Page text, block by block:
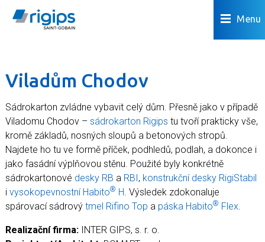
Menu
Viladům Chodov
Sádrokarton zvládne vybavit celý dům. Přesně jako v případě
Viladomu Chodov – sádrokarton Rigips tu tvoří prakticky vše,
kromě základů, nosných sloupů a betonových stropů.
Najdete ho tu ve formě příček, podhledů, podlah, a dokonce i
jako fasádní výplňovou stěnu. Použité byly konkrétně
sádrokartonové desky RB a RBI, konstrukční desky RigiStabil
i vysokopevnostní Habito® H. Výsledek zdokonaluje
spárovací sádrový tmel Rifino Top a páska Habito® Flex.
Realizační firma: INTER GIPS, s. r. o.